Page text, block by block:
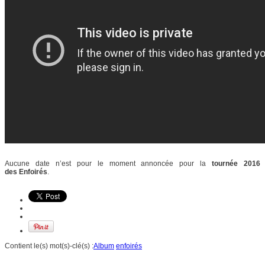
Aucune date n’est pour le moment annoncée pour latournée 2016
des Enfoirés
Contient le(s) mot(s)-clé(s) :Album enfoirés